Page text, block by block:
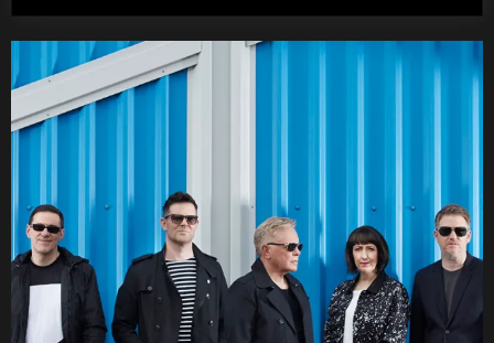
y
virtuoso.
los
años»